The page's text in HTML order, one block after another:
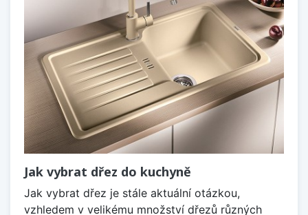
Jak vybrat dřez do kuchyně
Jak vybrat dřez je stále aktuální otázkou,
vzhledem v velikému množství dřezů různých